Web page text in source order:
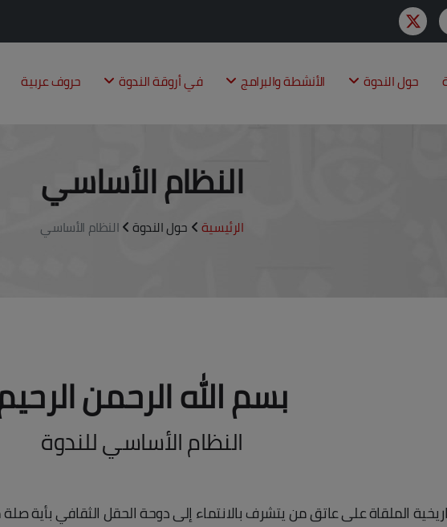
حول الندوة الأنشطة والبرامج في أروقة الندوة حروف عربية
النظام الأساسي
الرئيسية حول الندوة النظام الأساسي
بسم الله الرحمن
النظام الأساسي للندوة
الملقاة على عاتق من يتشرف بالانتماء إلى دوحة الحقل الثقافي بأية